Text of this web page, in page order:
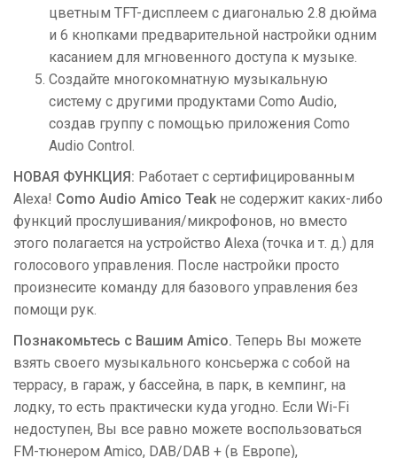
цветным TFT-дисплеем с диагональю 2.8 дюйма
и 6 кнопками предварительной настройки одним
касанием для мгновенного доступа к музыке.
Создайте многокомнатную музыкальную
систему с другими продуктами Como Audio,
создав группу с помощью приложения Como
Audio Control.
НОВАЯ ФУНКЦИЯ: Работает с сертифицированным
Alexa! Como Audio Amico Teakне содержит каких-либо
функций прослушивания/микрофонов, но вместо
этого полагается на устройство Alexa (точка и т. д.) для
голосового управления. После настройки просто
произнесите команду для базового управления без
помощи рук.
Познакомьтесь с Вашим Amico. Теперь Вы можете
взять своего музыкального консьержа с собой на
террасу, в гараж, у бассейна, в парк, в кемпинг, на
лодку, то есть практически куда угодно. Если Wi-Fi
недоступен, Вы все равно можете воспользоваться
FM-тюнером Amico, DAB/DAB + (в Европе),